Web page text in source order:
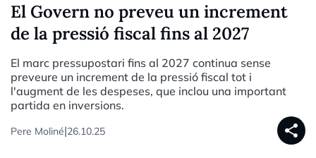
El Govern no preveu un increment
de la pressió fiscal fins al 2027
El marc pressupostari fins al 2027 continua sense
preveure un increment de la pressió fiscal tot i
l'augment de les despeses, que inclou una important
partida en inversions.
Pere Moliné|26.10.25 share